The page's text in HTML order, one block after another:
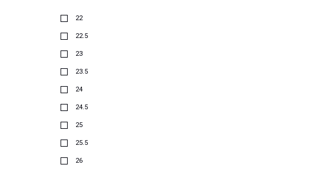
22
22.5
23
23.5
24
24.5
25
25.5
26